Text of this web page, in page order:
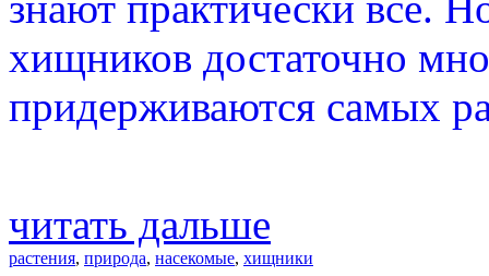
хищников достаточно
придерживаются самых
читать дальше
растения, природа, насекомые, хищники